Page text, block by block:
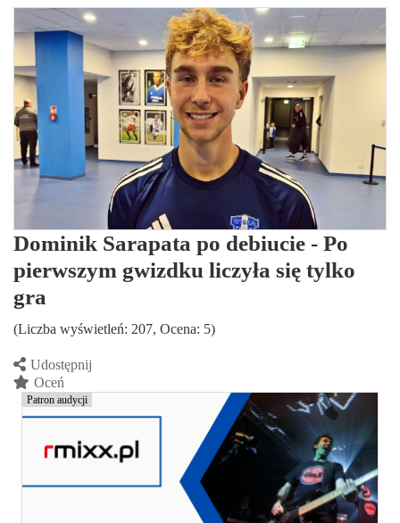
Dominik Sarapata po debiucie - Po
pierwszym gwizdku liczyła się tylko
gra
(Liczba wyświetleń: 207, Ocena: 5)
Udostępnij
Oceń
Patron audycji